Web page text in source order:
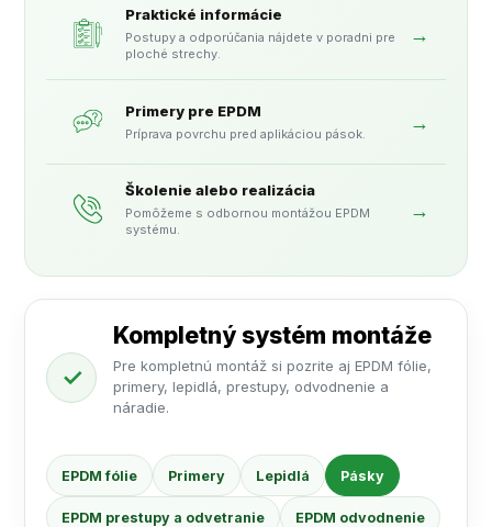
Praktické informácie
Postupy a odporúčania nájdete v poradni pre
ploché strechy.
→
Primery pre EPDM
Príprava povrchu pred aplikáciou pások. →
Školenie alebo realizácia
Pomôžeme s odbornou montážou EPDM
systému.
→
✓
Kompletný systém montáže
Pre kompletnú montáž si pozrite aj EPDM fólie,
primery, lepidlá, prestupy, odvodnenie a
náradie.
EPDM fólie Primery Lepidlá Pásky
EPDM prestupy a odvetranie EPDM odvodnenie